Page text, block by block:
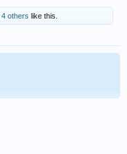
4 others like this.